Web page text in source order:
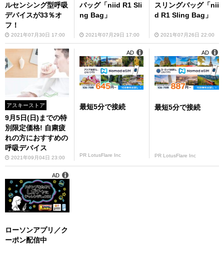
ルセンシング型呼吸
デバイスが33％オ
フ！
2021年07月30日 17:00
バッグ「niid R1 Sli
ng Bag」
2021年07月29日 17:00
スリングバッグ「nii
d R1 Sling Bag」
2021年07月26日 22:00
アスキーストア
9月5日(日)までの特
別限定価格! 自粛疲
れの方におすすめの
呼吸デバイス
2021年09月04日 23:00
最短5分で接続
PR LotusFlare Inc
AD
最短5分で接続
PR LotusFlare Inc
AD
ローソンアプリ／ク
ーポン配信中
AD